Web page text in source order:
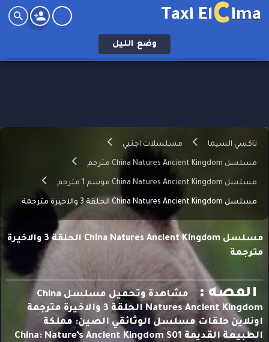
Taxi ElCima
وضع الليل
تاكسي السيما مسلسلات اجنبي
مسلسل China Natures Ancient Kingdom مترجم
مسلسل China Natures Ancient Kingdom موسم 1 مترجم
مسلسل China Natures Ancient Kingdom الحلقة 3 والاخيرة مترجمة
مسلسل China Natures Ancient Kingdom الحلقة 3 والاخيرة
مترجمة
القصه :
مشاهدة وتحميل مسلسل China
Natures Ancient Kingdom الحلقة 3 والاخيرة مترجمة
اونلاين حلقات مسلسل الوثائقي الصين: مملكة
الطبيعة القديمة China: Nature’s Ancient Kingdom S01